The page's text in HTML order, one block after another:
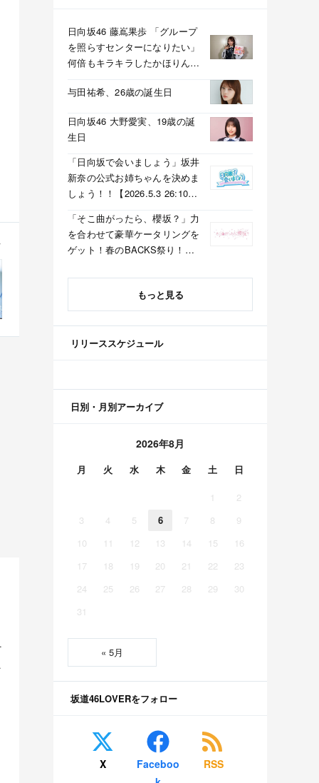
ｗｗｗ 他
ｗ 他
日向坂46 藤嶌果歩 「グループ
を照らすセンターになりたい」
何倍もキラキラしたかほりんが
与田祐希、26歳の誕生日
日向坂46 大野愛実、19歳の誕
生日
「日向坂で会いましょう」坂井
新奈の公式お姉ちゃんを決めま
しょう！！【2026.5.3 26:10〜
「そこ曲がったら、櫻坂？」力
を合わせて豪華ケータリングを
ゲット！春のBACKS祭り！
京】
もっと見る
リリーススケジュール
日別・月別アーカイブ
2026年8月
月 火 水 木 金 土 日
1
2
3
4 5 6 7 8
9
10
11 12 13 14 15
16
17
18 19 20 21 22
23
24
25 26 27 28 29
30
31
« 5月
坂道46LOVERをフォロー
X
Faceboo
RSS